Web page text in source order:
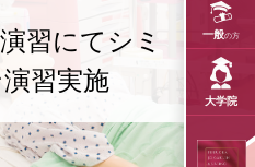
一般の方
大学院
習にてシミ
習実施